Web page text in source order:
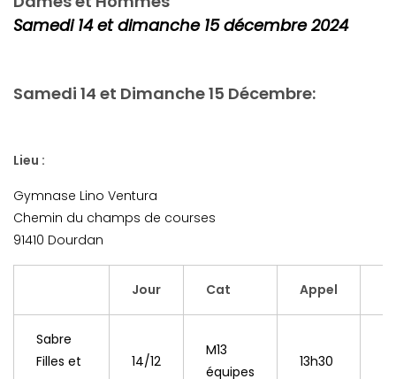
Samedi 14 et dimanche 15 décembre 2024
Samedi 14 et Dimanche 15 Décembre:
Lieu :
Gymnase Lino Ventura
Chemin du champs de courses
91410 Dourdan
Jour Cat Appel
Sabre
Filles et
14/12
M13
équipes
13h30